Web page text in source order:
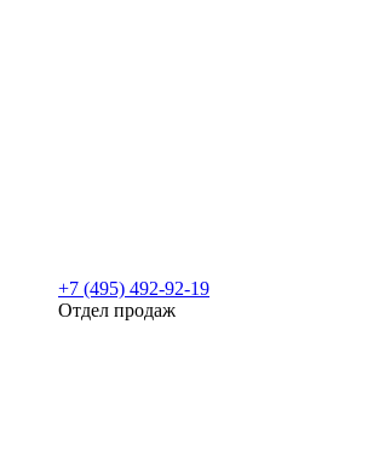
+7 (495) 492-92-19
Отдел продаж